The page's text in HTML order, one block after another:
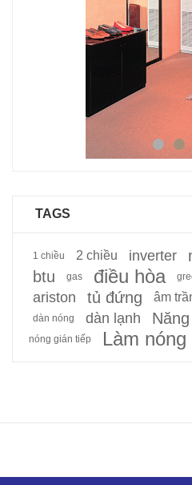
TAGS
1 chiều 2 chiều inverter
btu gas điều hòa
ariston tủ đứng âm
dàn nóng dàn lạnh
nóng gián tiếp
Làm